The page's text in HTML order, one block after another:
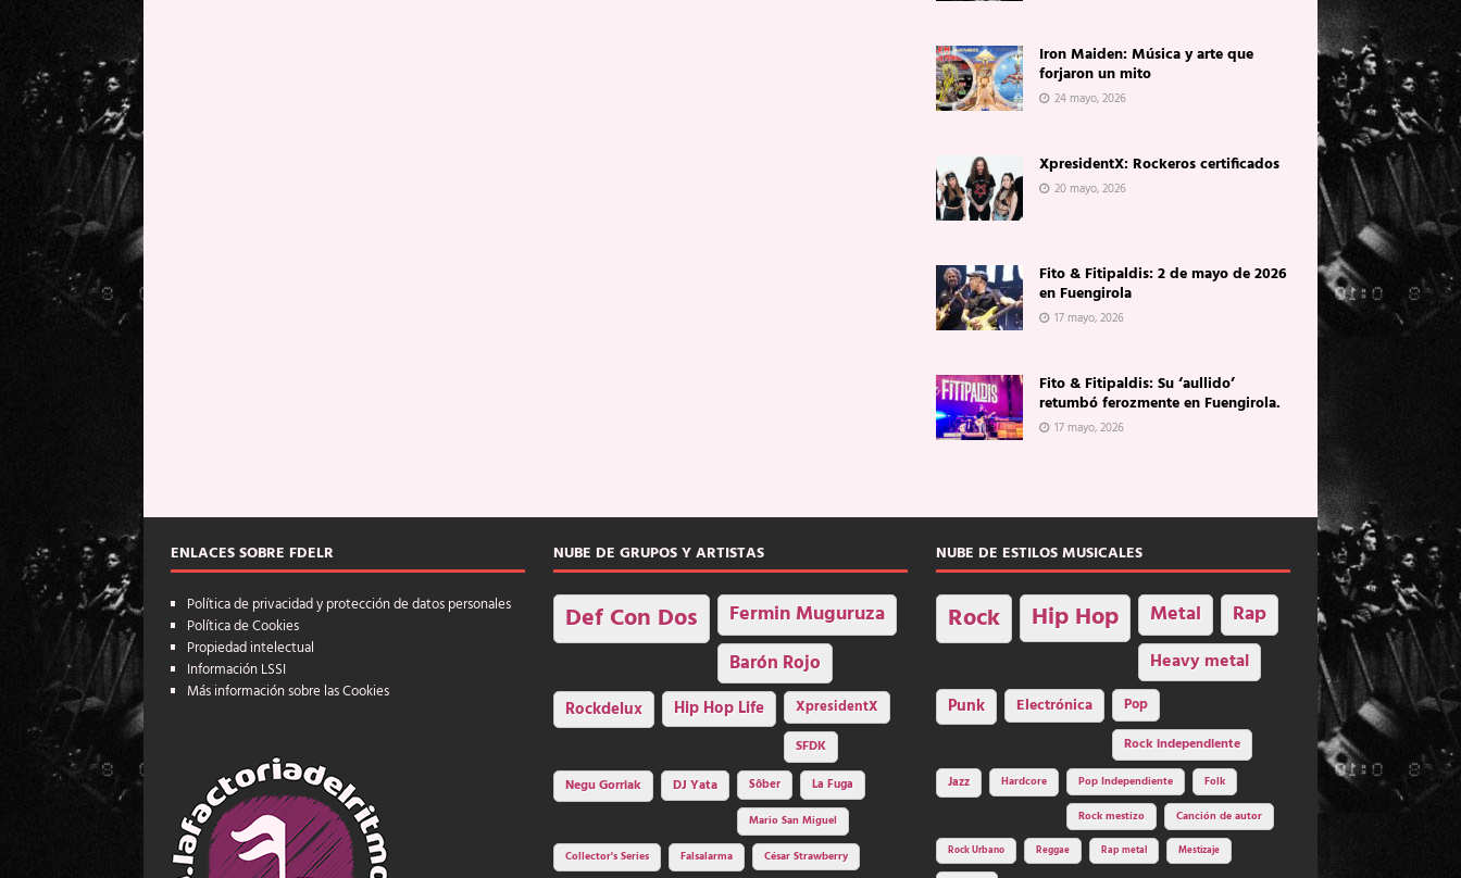
Iron Maiden: Música y arte que
forjaron un mito
24 mayo, 2026
XpresidentX: Rockeros certificados
20 mayo, 2026
Fito & Fitipaldis: 2 de mayo de 2026
en Fuengirola
17 mayo, 2026
Fito & Fitipaldis: Su ‘aullido’
retumbó ferozmente en Fuengirola.
17 mayo, 2026
ENLACES SOBRE FDELR
Política de privacidad y protección de datos personales
Política de Cookies
Propiedad intelectual
Información LSSI
Más información sobre las Cookies
NUBE DE GRUPOS Y ARTISTAS
Def Con Dos Fermin Muguruza
Barón Rojo
Rockdelux Hip Hop Life
XpresidentX
SFDK
Negu Gorriak
DJ Yata Sôber
La Fuga
Mario San Miguel
Collector's Series
Falsalarma César Strawberry
NUBE DE ESTILOS MUSICALES
Rock Hip Hop Metal Rap
Heavy metal
Punk Electrónica
Pop
Rock independiente
Jazz Hardcore Pop Independiente Folk
Rock mestizo Canción de autor
Rock Urbano Reggae Rap metal Mestizaje